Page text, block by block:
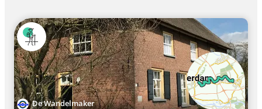
De Wandelmaker